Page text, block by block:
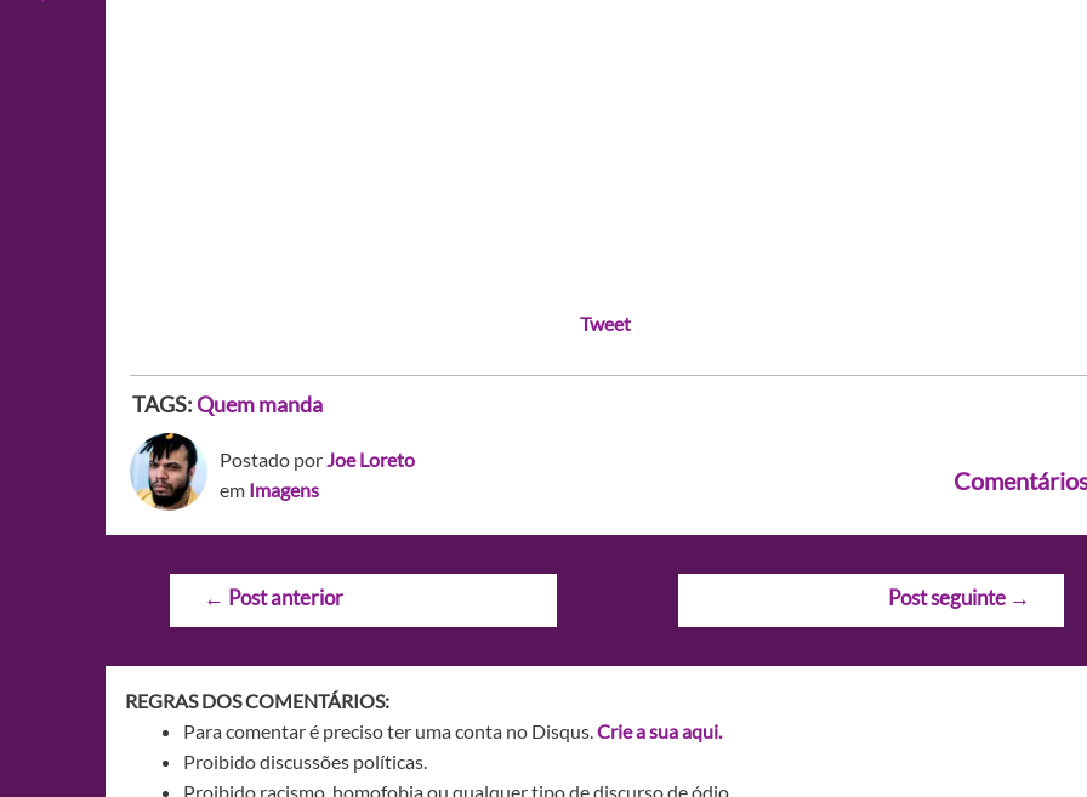
Tweet
TAGS:Quem manda
Postado porJoe Loreto
em Imagens
Navegação
← Post anterior Post seguinte →
REGRAS DOS COMENTÁRIOS:
Para comentar é preciso ter uma conta no Disqus.Crie a sua aqui.
Proibido discussões políticas.
Proibido racismo, homofobia ou qualquer tipo de discurso de ódio.